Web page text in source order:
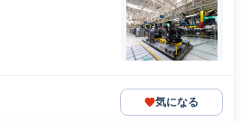
気になる